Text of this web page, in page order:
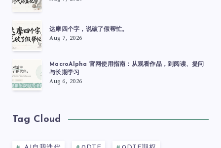
达摩四个字，说破了假帮忙。
Aug 7, 2026
MacroAlpha 官网使用指南：从观看作品，到阅读、提问
与长期学习
Aug 6, 2026
Tag Cloud